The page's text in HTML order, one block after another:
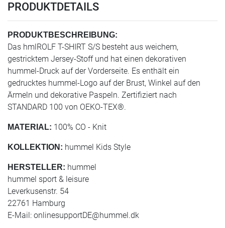
PRODUKTDETAILS
PRODUKTBESCHREIBUNG:
Das hmlROLF T-SHIRT S/S besteht aus weichem,
gestricktem Jersey-Stoff und hat einen dekorativen
hummel-Druck auf der Vorderseite. Es enthält ein
gedrucktes hummel-Logo auf der Brust, Winkel auf den
Ärmeln und dekorative Paspeln. Zertifiziert nach
STANDARD 100 von OEKO-TEX®.
MATERIAL: 100% CO - Knit
KOLLEKTION: hummel Kids Style
HERSTELLER: hummel
hummel sport & leisure
Leverkusenstr. 54
22761 Hamburg
E-Mail: onlinesupportDE@hummel.dk